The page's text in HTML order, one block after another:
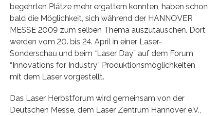
begehrten Plätze mehr ergattern konnten, haben schon
bald die Möglichkeit, sich während der HANNOVER
MESSE 2009 zum selben Thema auszutauschen. Dort
werden vom 20. bis 24. April in einer Laser-
Sonderschau und beim “Laser Day” auf dem Forum
“Innovations for Industry” Produktionsmöglichkeiten
mit dem Laser vorgestellt.
Das Laser Herbstforum wird gemeinsam von der
Deutschen Messe, dem Laser Zentrum Hannover e.V.,